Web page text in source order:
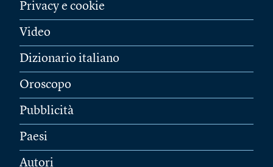
Privacy e cookie
Video
Dizionario italiano
Oroscopo
Pubblicità
Paesi
Autori